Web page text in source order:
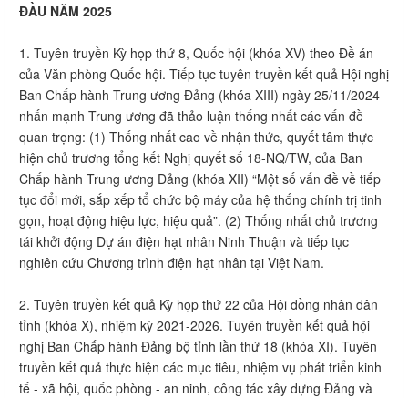
ĐẦU NĂM 2025
1. Tuyên truyền Kỳ họp thứ 8, Quốc hội (khóa XV) theo Đề án
của Văn phòng Quốc hội. Tiếp tục tuyên truyền kết quả Hội nghị
Ban Chấp hành Trung ương Đảng (khóa XIII) ngày 25/11/2024
nhấn mạnh Trung ương đã thảo luận thống nhất các vấn đề
quan trọng: (1) Thống nhất cao về nhận thức, quyết tâm thực
hiện chủ trương tổng kết Nghị quyết số 18-NQ/TW, của Ban
Chấp hành Trung ương Đảng (khóa XII) “Một số vấn đề về tiếp
tục đổi mới, sắp xếp tổ chức bộ máy của hệ thống chính trị tinh
gọn, hoạt động hiệu lực, hiệu quả”. (2) Thống nhất chủ trương
tái khởi động Dự án điện hạt nhân Ninh Thuận và tiếp tục
nghiên cứu Chương trình điện hạt nhân tại Việt Nam.
2. Tuyên truyền kết quả Kỳ họp thứ 22 của Hội đồng nhân dân
tỉnh (khóa X), nhiệm kỳ 2021-2026. Tuyên truyền kết quả hội
nghị Ban Chấp hành Đảng bộ tỉnh lần thứ 18 (khóa XI). Tuyên
truyền kết quả thực hiện các mục tiêu, nhiệm vụ phát triển kinh
tế - xã hội, quốc phòng - an ninh, công tác xây dựng Đảng và